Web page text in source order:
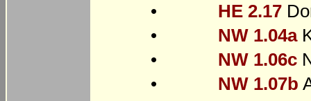
•
HE 2.17
•
NW 1.04a
•
NW 1.06c
•
NW 1.07b